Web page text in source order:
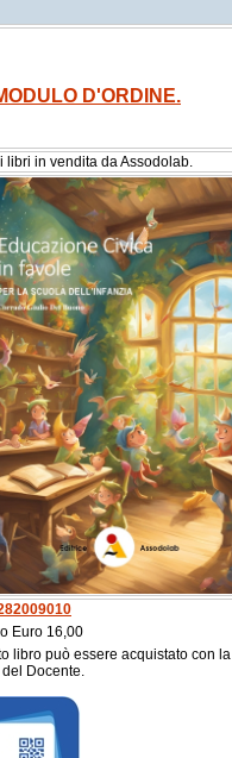
D'ORDINE.
libri in vendita da Assodolab.
Euro 16,00
libro può essere acquistato con la
Docente.